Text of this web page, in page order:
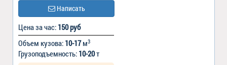
Написать
Цена за час: 150 руб
Объем кузова: 10-17м3
Грузоподъемность: 10-20т